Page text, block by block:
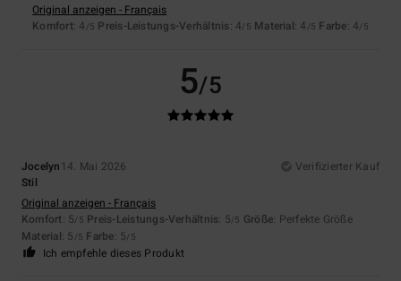
Original anzeigen - Français
Komfort: 4 /5 Preis-Leistungs-Verhältnis: 4/5 Material: 4 /5 Farbe: 4/5
5/5
Jocelyn 14. Mai 2026
Verifizierter Kauf
Stil
Original anzeigen - Français
Komfort: 5/5 Preis-Leistungs-Verhältnis: 5/5 Größe: Perfekte Größe
Material: 5 /5 Farbe: 5/5
Ich empfehle dieses Produkt